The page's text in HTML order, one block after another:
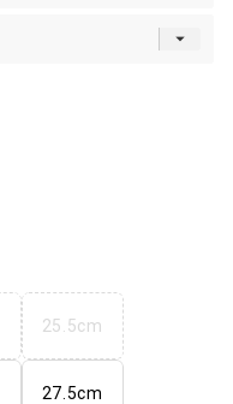
25.5cm
27.5cm